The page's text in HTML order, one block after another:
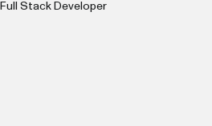
Full Stack Developer